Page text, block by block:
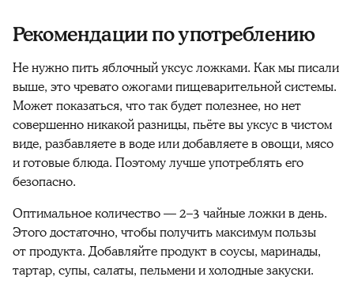
Рекомендации по употреблению
Не нужно пить яблочный уксус ложками. Как мы писали
выше, это чревато ожогами пищеварительной системы.
Может показаться, что так будет полезнее, но нет
совершенно никакой разницы, пьёте вы уксус в чистом
виде, разбавляете в воде или добавляете в овощи, мясо
и готовые блюда. Поэтому лучше употреблять его
безопасно.
Оптимальное количество — 2–3 чайные ложки в день.
Этого достаточно, чтобы получить максимум пользы
от продукта. Добавляйте продукт в соусы, маринады,
тартар, супы, салаты, пельмени и холодные закуски.